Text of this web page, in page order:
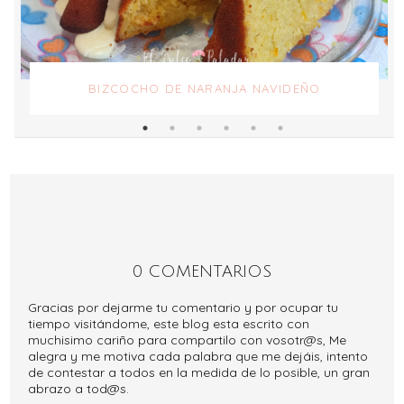
BIZCOCHO DE NARANJA NAVIDEÑO
0 COMENTARIOS
Gracias por dejarme tu comentario y por ocupar tu
tiempo visitándome, este blog esta escrito con
muchisimo cariño para compartilo con vosotr@s, Me
alegra y me motiva cada palabra que me dejáis, intento
de contestar a todos en la medida de lo posible, un gran
abrazo a tod@s.